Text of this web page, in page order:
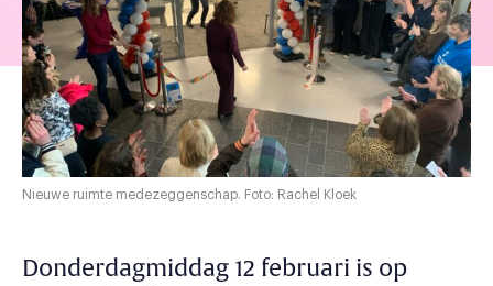
Nieuwe ruimte medezeggenschap. Foto: Rachel Kloek
Donderdagmiddag 12 februari is op